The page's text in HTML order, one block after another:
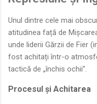
Unul dintre cele mai
atitudinea față de
unde liderii Gărzii de Fier
fost achitați într-o
tactică de „închis ochii”.
Procesul și Achitarea